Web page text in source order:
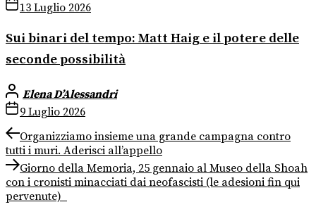
13 Luglio 2026
Sui binari del tempo: Matt Haig e il potere delle
seconde possibilità
Elena D’Alessandri
9 Luglio 2026
Navigazione
articoli
Previous
post:
Organizziamo insieme una grande campagna contro
tutti i muri. Aderisci all’appello
Next
post:
Giorno della Memoria, 25 gennaio al Museo della Shoah
con i cronisti minacciati dai neofascisti (le adesioni fin qui
pervenute)